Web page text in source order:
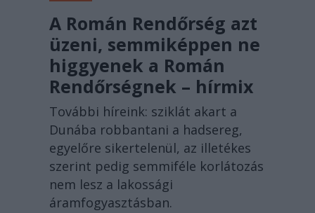
A Román Rendőrség azt
üzeni, semmiképpen ne
higgyenek a Román
Rendőrségnek – hírmix
További híreink: sziklát akart a
Dunába robbantani a hadsereg,
egyelőre sikertelenül, az illetékes
szerint pedig semmiféle korlátozás
nem lesz a lakossági
áramfogyasztásban.